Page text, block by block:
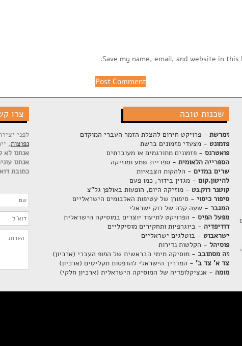
Save my name, email, and website in
צרו
לפני
נפוצות,
אנחנו לא
אנחנו
כתובת
שכנות טובה
זמרשת- פרויקט חירום להצלת הזמר העברי המוקדם
פזמונט - מצעדי פזמונים ברשת
פואטרנס- פזמונים מתורגמים או מעוברתים
הספרייה הלאומית- ספריית שמע ומוזיקה
שרים במדים- הלהקות הצבאיות
להיטון.קום- מגזין בידור, כמו פעם
קוטנר רוק.נט - מוזיקה היום, הופעות באולפן גל"צ
סיפור כיסוי- סיפורן של עטיפות האלבומים הישראליים
המגבר- שעה קלה של רוק ישראלי
מפעל הפיס- הפרויקט לתיעוד יוצרים במוסיקה הישראלית
דודיפדיה - ביוגרפיות ותחקירים מוסיקליים
ישראבוט - בוטלגים ישראליים
פוסיהל- הקלטות נדירות
זה מסתובב- מוסיקה מימי הבראשית של הפופ העברי (ארכיון)
צד א' צד ב'- המדריך הישראלי להדפסות תקליטים (ארכיון)
מומה - אנציקלופדיה של המוסיקה הישראלית (ארכיון חלקי)